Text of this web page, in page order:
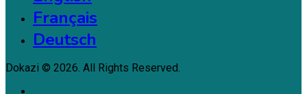
Français
Deutsch
Dokazi © 2026. All Rights Reserved.